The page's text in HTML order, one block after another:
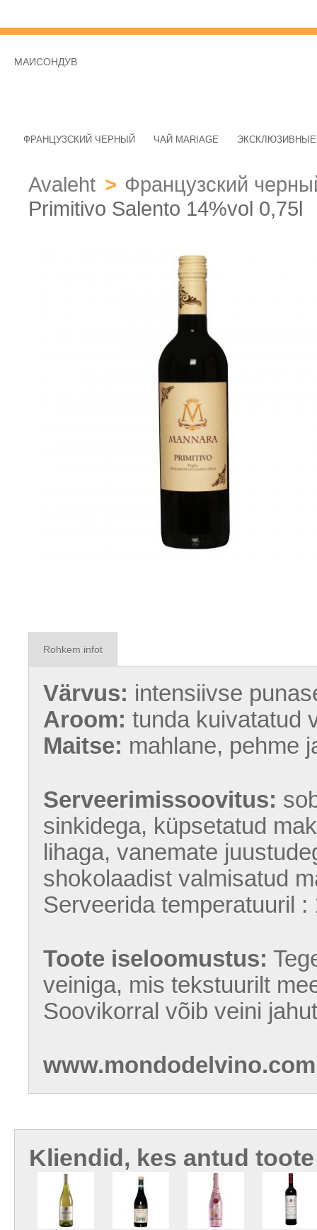
МАИСОНДУВ
ФРАНЦУЗСКИЙ ЧЕРНЫЙ ЧАЙ MARIAGE
Avaleht > Французский
Primitivo Salento 14%vol 0,75l
Rohkem infot
Värvus: intensiivse
Aroom: tunda kuivatatud
Maitse: mahlane, pehme
Serveerimissoovitus:
sinkidega, küpsetatud
lihaga, vanemate
shokolaadist valmisatud
Serveerida temperatuuril :
Toote iseloomustus:
veiniga, mis tekstuurilt
Soovikorral võib veini
www.mondodelvino.com
Kliendid, kes antud